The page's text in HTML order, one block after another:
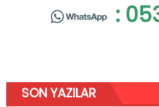
:
SON YAZILAR